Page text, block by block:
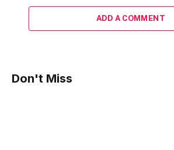
ADD A COMMENT
Don't Miss